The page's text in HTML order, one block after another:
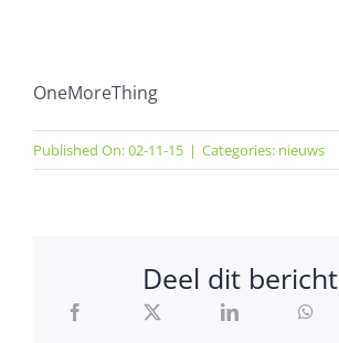
OneMoreThing
Published On: 02-11-15 | Categories: nieuws
Deel dit bericht